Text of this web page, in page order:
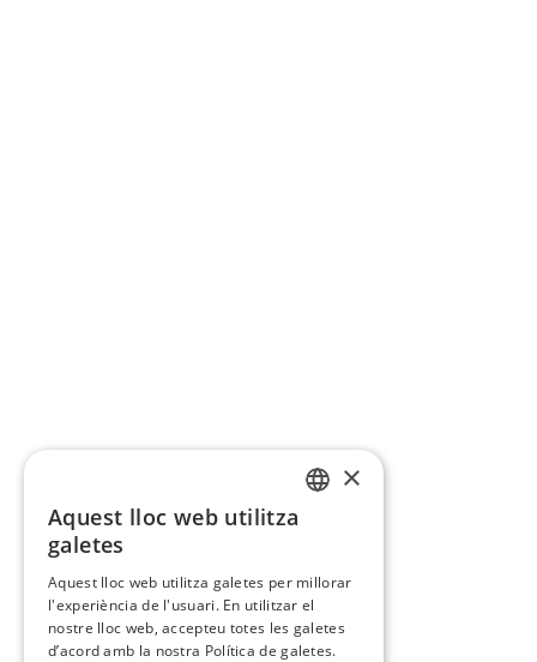
×
Aquest lloc web utilitza
galetes
Aquest lloc web utilitza galetes per millorar
l'experiència de l'usuari. En utilitzar el
nostre lloc web, accepteu totes les galetes
d’acord amb la nostra Política de galetes.